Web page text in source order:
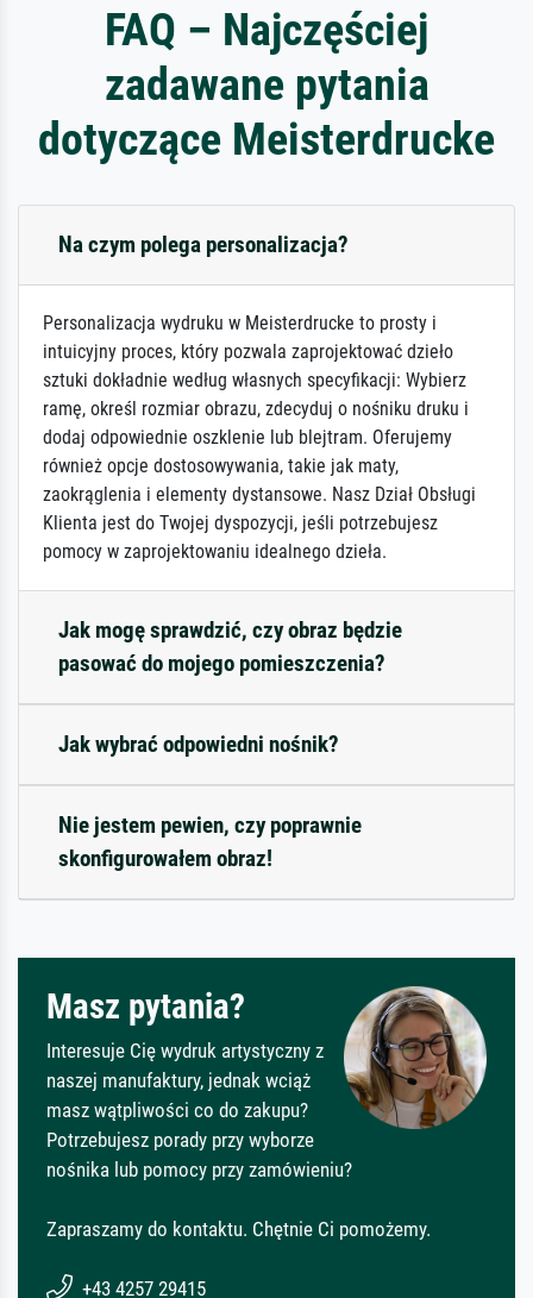
FAQ – Najczęściej
zadawane pytania
dotyczące Meisterdrucke
Na czym polega personalizacja?
Personalizacja wydruku w Meisterdrucke to prosty i
intuicyjny proces, który pozwala zaprojektować dzieło
sztuki dokładnie według własnych specyfikacji: Wybierz
ramę, określ rozmiar obrazu, zdecyduj o nośniku druku i
dodaj odpowiednie oszklenie lub blejtram. Oferujemy
również opcje dostosowywania, takie jak maty,
zaokrąglenia i elementy dystansowe. Nasz Dział Obsługi
Klienta jest do Twojej dyspozycji, jeśli potrzebujesz
pomocy w zaprojektowaniu idealnego dzieła.
Jak mogę sprawdzić, czy obraz będzie
pasować do mojego pomieszczenia?
Jak wybrać odpowiedni nośnik?
Nie jestem pewien, czy poprawnie
skonfigurowałem obraz!
Masz pytania?
Interesuje Cię wydruk artystyczny z
naszej manufaktury, jednak wciąż
masz wątpliwości co do zakupu?
Potrzebujesz porady przy wyborze
nośnika lub pomocy przy zamówieniu?
Zapraszamy do kontaktu. Chętnie Ci pomożemy.
+43 4257 29415